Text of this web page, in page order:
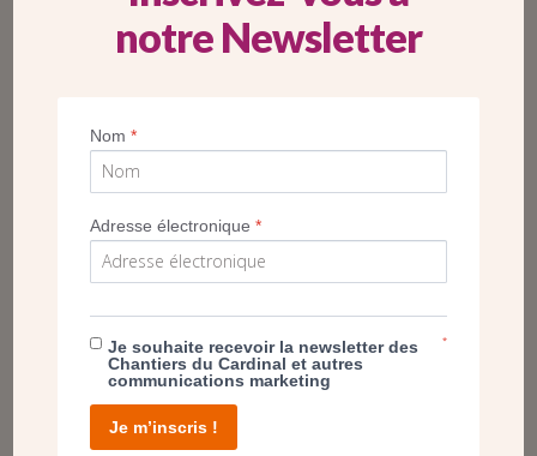
DOUBLE ANNIVERSAIRE À L’ÉGLISE SAINT-
23 juin 2024
La communauté fête les 90 ans de la première pierre
de l’église et les 20 ans de la présence spiritaine dans la
# Diocèse de Nanterre
notre Newsletter
Nom*
Adresse électronique*
Je souhaite recevoir la newsletter des
Chantiers du Cardinal et autres
communications marketing
*
Je m’inscris !